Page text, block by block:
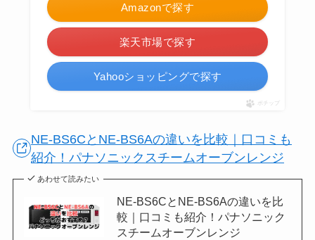
Amazonで探す
楽天市場で探す
Yahooショッピングで探す
ポチップ
NE-BS6CとNE-BS6Aの違いを比較｜口コミも
紹介！パナソニックスチームオーブンレンジ
あわせて読みたい
NE-BS6CとNE-BS6Aの違いを比
較｜口コミも紹介！パナソニック
スチームオーブンレンジ